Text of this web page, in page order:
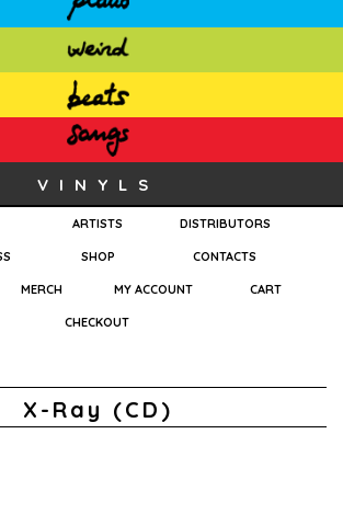
VINYLS
ARTISTS DISTRIBUTORS
SHOP CONTACTS
MERCH MY ACCOUNT CART
CHECKOUT
X-Ray (CD)